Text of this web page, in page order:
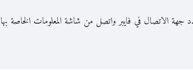
جهة الاتصال في فايبر واتصل من شاشة المعلومات الخاصة بها